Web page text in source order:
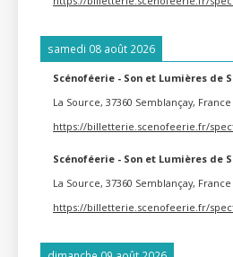
samedi 08 août 2026
Scénoféerie - Son et Lumières de
La Source, 37360 Semblançay, France
https://billetterie.scenofeerie.fr/
Scénoféerie - Son et Lumières de
La Source, 37360 Semblançay, France
https://billetterie.scenofeerie.fr/